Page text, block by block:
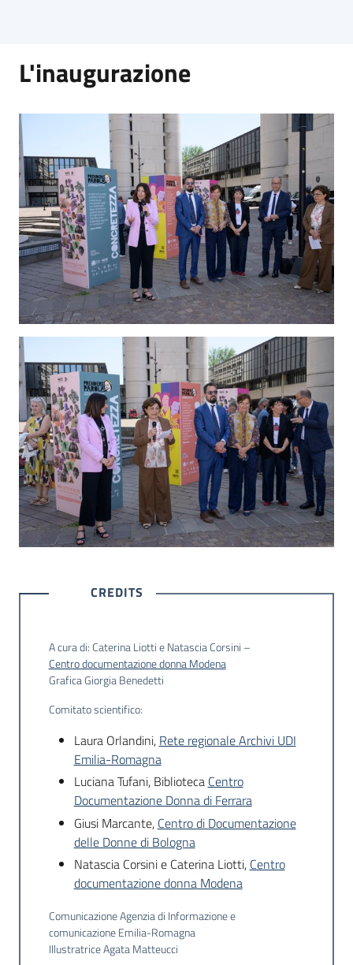
L'inaugurazione
CREDITS
A cura di: Caterina Liotti e Natascia Corsini –
Centro documentazione donna Modena
Grafica Giorgia Benedetti
Comitato scientifico:
Laura Orlandini, Rete regionale Archivi UDI
Emilia-Romagna
Luciana Tufani, Biblioteca Centro
Documentazione Donna di Ferrara
Giusi Marcante, Centro di Documentazione
delle Donne di Bologna
Natascia Corsini e Caterina Liotti, Centro
documentazione donna Modena
Comunicazione Agenzia di Informazione e
comunicazione Emilia-Romagna
Illustratrice Agata Matteucci